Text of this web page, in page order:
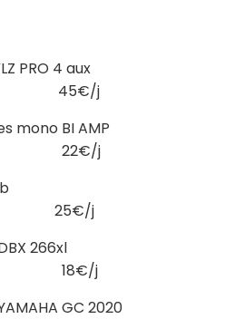
VLZ PRO 4 aux
j
voies mono BI AMP
j
usb
j
DBX 266xl
j
YAMAHA GC 2020